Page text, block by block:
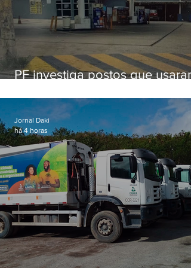
PF investiga postos que usaram
secretário morto em 2020
Jornal Daki
há 4 horas